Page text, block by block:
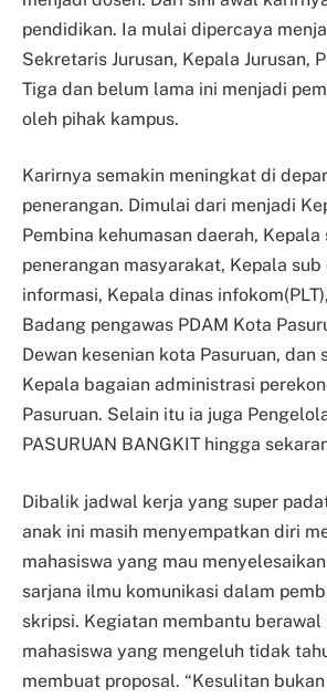
pendidikan. Ia mulai dipercaya
Sekretaris Jurusan, Kepala Jurusan,
Tiga dan belum lama ini menjadi
oleh pihak kampus.
Karirnya semakin meningkat di
penerangan. Dimulai dari menjadi
Pembina kehumasan daerah, Kepala
penerangan masyarakat, Kepala sub
informasi, Kepala dinas
Badang pengawas PDAM Kota
Dewan kesenian kota Pasuruan, dan
Kepala bagaian administrasi
Pasuruan. Selain itu ia juga
PASURUAN BANGKIT hingga
Dibalik jadwal kerja yang super
anak ini masih menyempatkan diri
mahasiswa yang mau
sarjana ilmu komunikasi dalam
skripsi. Kegiatan membantu
mahasiswa yang mengeluh tidak
membuat proposal. “Kesulitan